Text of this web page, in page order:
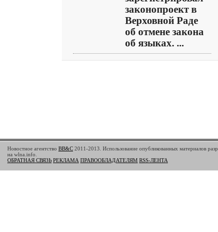
законопроект в
Верховной Раде
об отмене закона
об языках. ...
Новостное агентство BB&C 2011-2013. Использование опубликованных материалов
на wlna.info.
ОБРАТНАЯ СВЯЗЬ РЕКЛАМА ПРАВООБЛАДАТЕЛЯМ RSS-ЛЕНТА